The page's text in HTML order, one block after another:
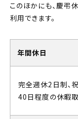
このほかにも、慶弔
利用できます。
年間休日
完全週休2日制、
40日程度の休暇